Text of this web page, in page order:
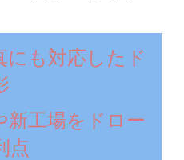
にも対応したド
新工場をドロー
点